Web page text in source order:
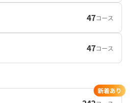
47コース
47コース
新着あり